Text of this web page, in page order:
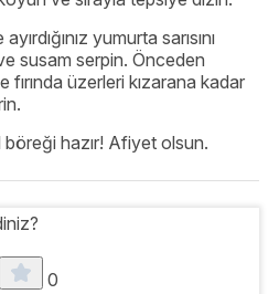
yumurta sarısını
susam serpin. Önceden
fırında üzerleri kızarana kadar
böreği hazır! Afiyet olsun.
0